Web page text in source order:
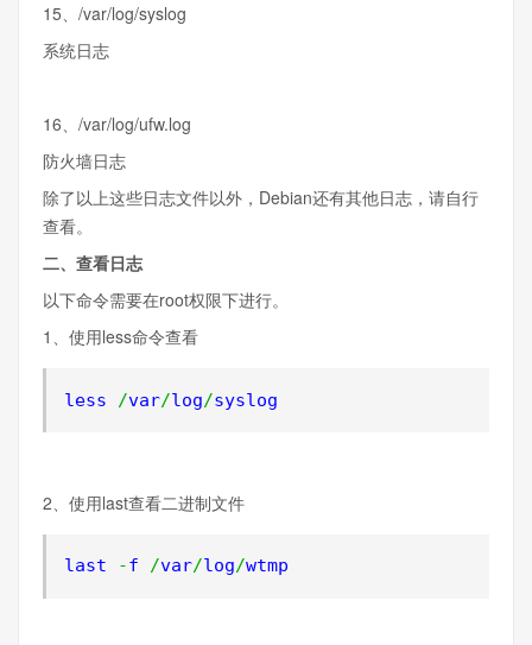
15、/var/log/syslog
系统日志
16、/var/log/ufw.log
防火墙日志
除了以上这些日志文件以外，Debian还有其他日志，请自行
查看。
二、查看日志
以下命令需要在root权限下进行。
1、使用less命令查看
less /var/log/syslog
2、使用last查看二进制文件
last -f /var/log/wtmp